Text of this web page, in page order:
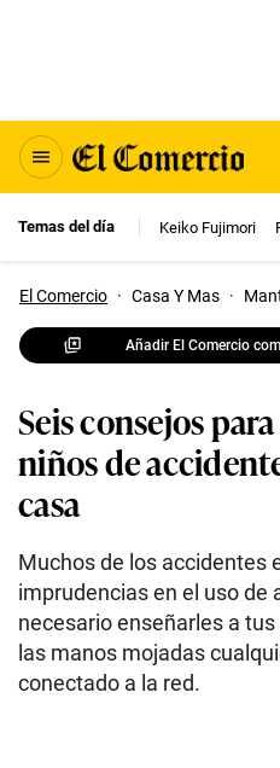
Temas del día Keiko Fujimori
El Comercio · Casa Y Mas ·
Añadir El Comercio
Seis consejos
niños de
casa
Muchos de los accidentes
imprudencias en el uso de
necesario enseñarles a
las manos mojadas
conectado a la red.